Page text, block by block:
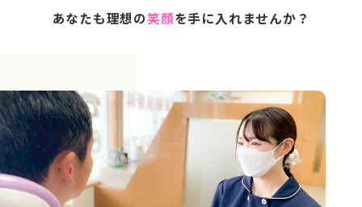
あなたも理想の笑顔を手に入れませんか？